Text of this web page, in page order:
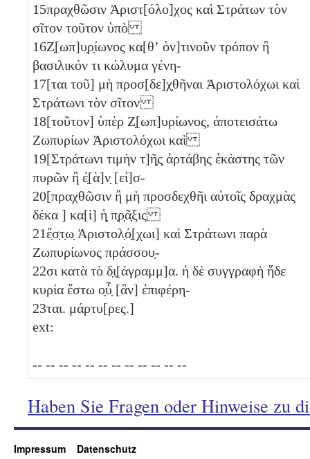
15πραχθῶσιν Ἀριστ[όλο]χος καὶ Στράτων τὸν
σῖτον τοῦτον ὑπὸ
16Ζ̣[ωπ]υ̣ρ̣ίωνος κα[θʼ ὁν]τινοῦν τρόπον ἢ
βασιλικόν τι κώλυμα γένη-
17[ται τοῦ] μὴ προσ[δε]χ̣θῆναι Ἀριστολόχωι καὶ
Στράτωνι τὸν σῖτον
18[τοῦτον] ὑπὲρ Ζ̣[ωπ]υρίωνος, ἀποτεισάτω
Ζωπυρίων Ἀριστολόχωι καὶ
19[Στράτωνι τιμὴν τ]ῆ̣ς̣ ἀρτάβης ἑκάστης τῶν
πυρῶν ἢ ἐ̣[ὰ]ν̣ [εἰ]σ-
20[πραχθῶσιν ἢ μὴ προσδεχθῆι αὐτοῖς δραχμὰς
δέκα ] κα[ὶ] ἡ̣ π̣ρ̣ᾶ̣ξις
21ἔ̣σ̣τ̣ω̣ Ἀριστολ̣ό̣[χωι] καὶ Στράτωνι παρὰ
Ζωπυρίωνος πράσσου̣-
22σι κατὰ τὸ δ̣ι̣[άγραμμ]α. ἡ δὲ συγγραφὴ ἥδε
κυρία ἔστω ο̣ὗ̣ [ἂν] ἐπιφέρη-
23ται. μάρτυ[ρες.]
ext:
-- -- -- -- -- -- -- -- -- -- -- --
Haben Sie Fragen oder Hinweise zu
Impressum Datenschutz